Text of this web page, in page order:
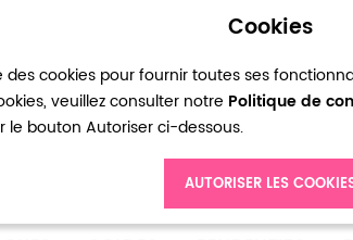
Cookies
cookies pour fournir toutes ses
veuillez consulter notre Politique de
le bouton Autoriser ci-dessous.
AUTORISER LES
compte Ma liste d’envies